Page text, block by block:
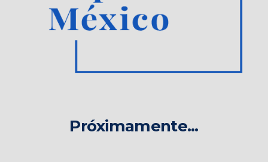
Próximamente...